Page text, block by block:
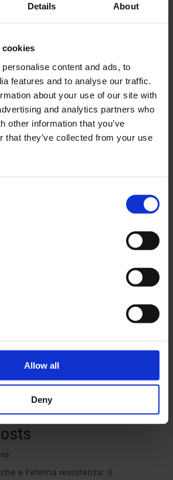
Details About
cookies
content and ads, to
features and to analyse our traffic.
about your use of our site with
and analytics partners who
other information that you’ve
that they’ve collected from your use
Allow all
Deny
da riscoprire quei legami che ci
Ed è per questo che il
in cui spesso dimentichiamo
cari, dovremmo essere tutti
da riscoprire quei legami che ci
e l’eterna resistenza: il